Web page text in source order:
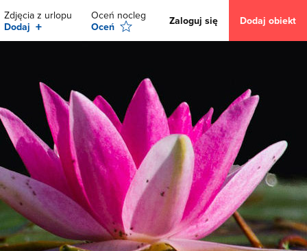
Zdjęcia z urlopu
Dodaj +
Oceń nocleg
Oceń
Zaloguj się Dodaj obiekt